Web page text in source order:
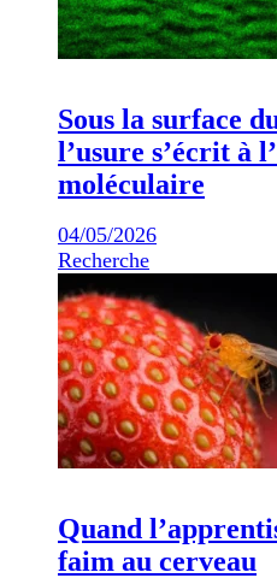
Sous la surface
l’usure s’écrit à
moléculaire
04/05/2026
Recherche
Quand
faim au cerveau